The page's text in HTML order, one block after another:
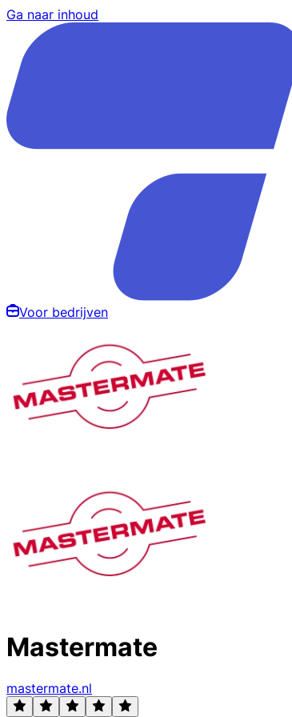
Ga naar inhoud
Voor bedrijven
Mastermate
mastermate.nl